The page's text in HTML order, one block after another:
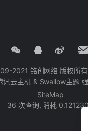
2021 铭创网络 版权所有
讯云主机 & Swallow主题
SiteMap
36 次查询, 消耗